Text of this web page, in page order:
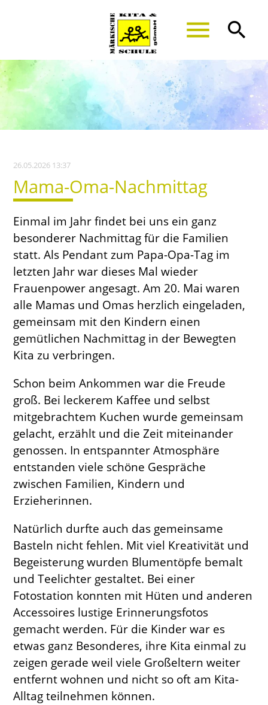
menu search
Suchbegriffe SUCHEN
26.05.2026 13:37
Mama-Oma-Nachmittag
Einmal im Jahr findet bei uns ein ganz
besonderer Nachmittag für die Familien
statt. Als Pendant zum Papa-Opa-Tag im
letzten Jahr war dieses Mal wieder
Frauenpower angesagt. Am 20. Mai waren
alle Mamas und Omas herzlich eingeladen,
gemeinsam mit den Kindern einen
gemütlichen Nachmittag in der Bewegten
Kita zu verbringen.
Schon beim Ankommen war die Freude
groß. Bei leckerem Kaffee und selbst
mitgebrachtem Kuchen wurde gemeinsam
gelacht, erzählt und die Zeit miteinander
genossen. In entspannter Atmosphäre
entstanden viele schöne Gespräche
zwischen Familien, Kindern und
Erzieherinnen.
Natürlich durfte auch das gemeinsame
Basteln nicht fehlen. Mit viel Kreativität und
Begeisterung wurden Blumentöpfe bemalt
und Teelichter gestaltet. Bei einer
Fotostation konnten mit Hüten und anderen
Accessoires lustige Erinnerungsfotos
gemacht werden. Für die Kinder war es
etwas ganz Besonderes, ihre Kita einmal zu
zeigen gerade weil viele Großeltern weiter
entfernt wohnen und nicht so oft am Kita-
Alltag teilnehmen können.